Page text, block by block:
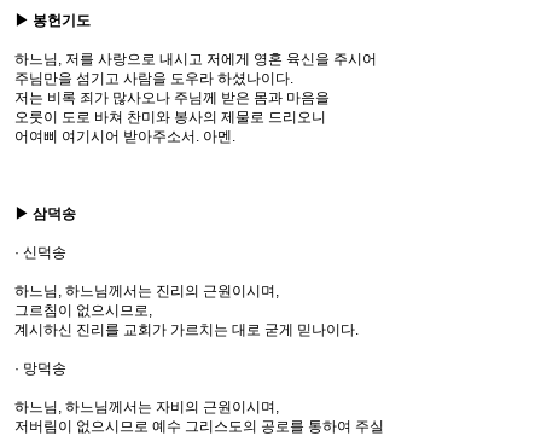
▶ 봉헌기도
하느님, 저를 사랑으로 내시고 저에게 영혼 육신을 주시어
주님만을 섬기고 사람을 도우라 하셨나이다.
저는 비록 죄가 많사오나 주님께 받은 몸과 마음을
오룻이 도로 바쳐 찬미와 봉사의 제물로 드리오니
어여삐 여기시어 받아주소서. 아멘.
▶ 삼덕송
· 신덕송
하느님, 하느님께서는 진리의 근원이시며,
그르침이 없으시므로,
계시하신 진리를 교회가 가르치는 대로 굳게 믿나이다.
· 망덕송
하느님, 하느님께서는 자비의 근원이시며,
저버림이 없으시므로 예수 그리스도의 공로를 통하여 주실